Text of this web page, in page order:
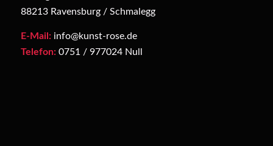
88213 Ravensburg / Schmalegg
E-Mail:info@kunst-rose.de
Telefon:0751 / 977024 Null